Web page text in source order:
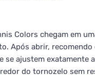
Colors chegam em
Após abrir,
se ajustem
do tornozelo sem